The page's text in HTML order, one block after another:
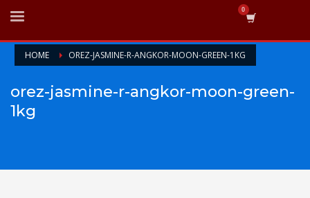
HOME OREZ-JASMINE-R-ANGKOR-MOON-GREEN-1KG
orez-jasmine-r-angkor-moon-green-
1kg